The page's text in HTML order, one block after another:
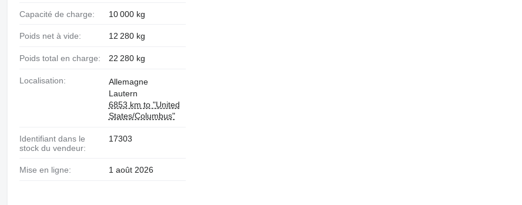
Capacité de charge: 10 000 kg
Poids net à vide: 12 280 kg
Poids total en charge: 22 280 kg
Localisation:
Allemagne
Lautern
6853 km to "United
States/Columbus"
Identifiant dans le
stock du vendeur:
17303
Mise en ligne: 1 août 2026